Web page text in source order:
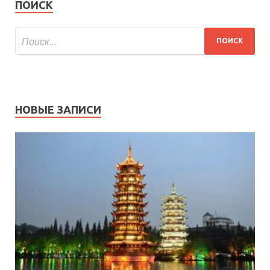
ПОИСК
НОВЫЕ ЗАПИСИ